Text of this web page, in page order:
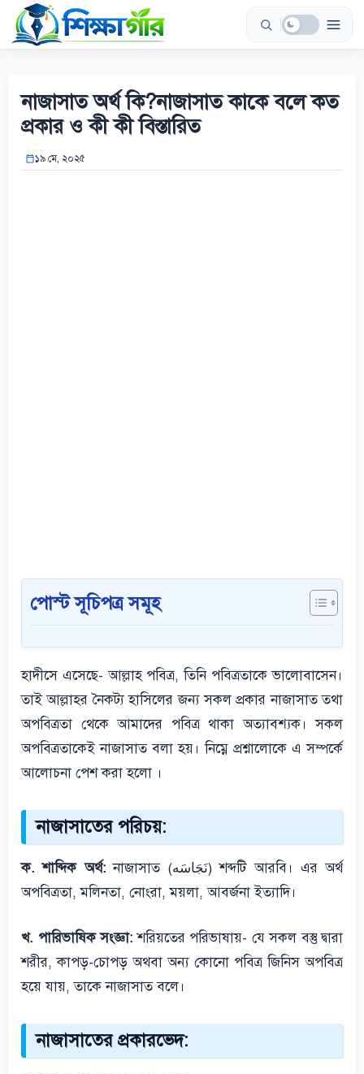
Skip
content
নাজাসাত অর্থ কি?নাজাসাত কাকে বলে কত
প্রকার ও কী কী বিস্তারিত
১৯ মে, ২০২৫
পোস্ট সূচিপত্র সমূহ
হাদীসে এসেছে- আল্লাহ পবিত্র, তিনি পবিত্রতাকে ভালোবাসেন।
তাই আল্লাহর নৈকট্য হাসিলের জন্য সকল প্রকার নাজাসাত তথা
অপবিত্রতা থেকে আমাদের পবিত্র থাকা অত্যাবশ্যক। সকল
অপবিত্রতাকেই নাজাসাত বলা হয়। নিম্নে প্রশ্নালোকে এ সম্পর্কে
আলোচনা পেশ করা হলো ।
নাজাসাতের পরিচয়:
ক. শাব্দিক অর্থ:নাজাসাত (نَجَاسَه) শব্দটি আরবি। এর অর্থ
অপবিত্রতা, মলিনতা, নোংরা, ময়লা, আবর্জনা ইত্যাদি।
খ. পারিভাষিক সংজ্ঞা: শরিয়তের পরিভাষায়- যে সকল বস্তু দ্বারা
শরীর, কাপড়-চোপড় অথবা অন্য কোনো পবিত্র জিনিস অপবিত্র
হয়ে যায়, তাকে নাজাসাত বলে।
নাজাসাতের প্রকারভেদ: